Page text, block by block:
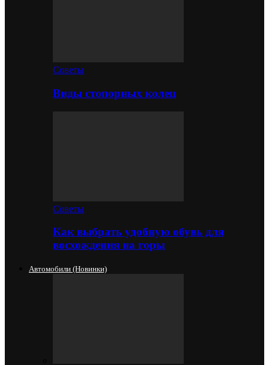
Советы
Виды стопорных колец
Советы
Как выбрать удобную обувь для
восхождения на горы
Автомобили (новинки)